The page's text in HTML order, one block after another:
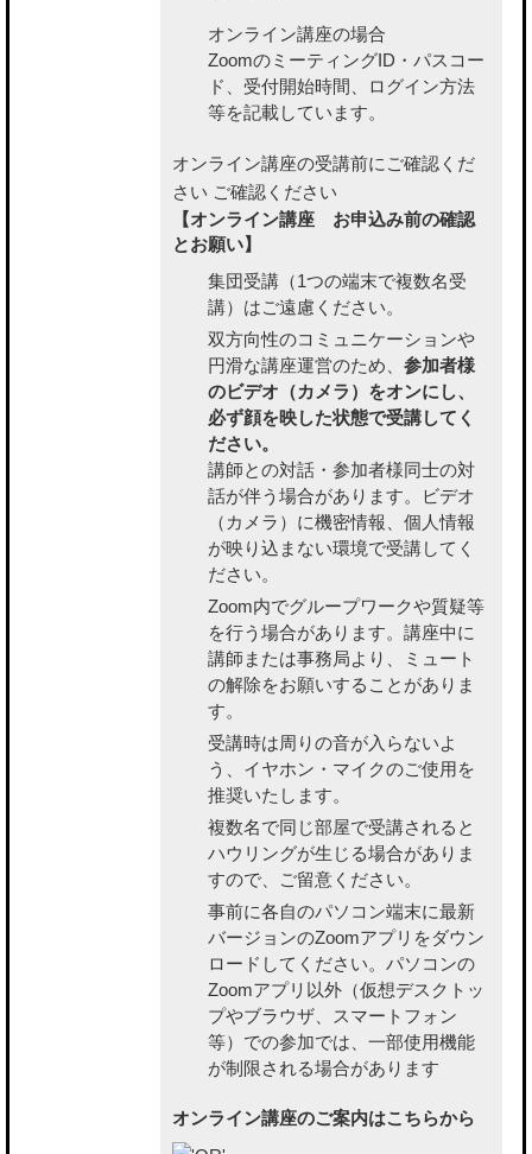
オンライン講座の場合
ZoomのミーティングID・パスコー
ド、受付開始時間、ログイン方法
等を記載しています。
オンライン講座の受講前にご確認くだ
さい ご確認ください
【オンライン講座 お申込み前の確認
とお願い】
集団受講（1つの端末で複数名受
講）はご遠慮ください。
双方向性のコミュニケーションや
円滑な講座運営のため、 参加者様
のビデオ（カメラ）をオンにし、
必ず顔を映した状態で受講してく
ださい。
講師との対話・参加者様同士の対
話が伴う場合があります。ビデオ
（カメラ）に機密情報、個人情報
が映り込まない環境で受講してく
ださい。
Zoom内でグループワークや質疑等
を行う場合があります。講座中に
講師または事務局より、ミュート
の解除をお願いすることがありま
す。
受講時は周りの音が入らないよ
う、イヤホン・マイクのご使用を
推奨いたします。
複数名で同じ部屋で受講されると
ハウリングが生じる場合がありま
すので、ご留意ください。
事前に各自のパソコン端末に最新
バージョンのZoomアプリをダウン
ロードしてください。パソコンの
Zoomアプリ以外（仮想デスクトッ
プやブラウザ、スマートフォン
等）での参加では、一部使用機能
が制限される場合があります
オンライン講座のご案内はこちらから